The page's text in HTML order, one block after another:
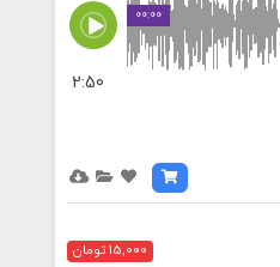
00:00
2:50
15,000 تومان